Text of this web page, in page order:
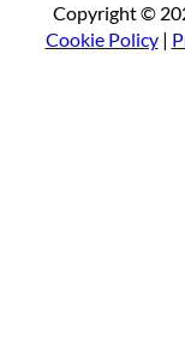
Copyright ©
Cookie Policy|